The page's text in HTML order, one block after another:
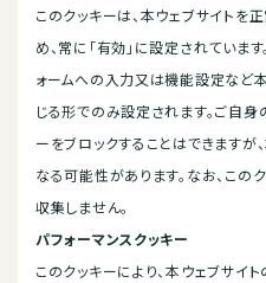
このクッキーは、本ウェブサイト
め、常に「有効」に設定されています
ォームへの入力又は機能設定など
じる形でのみ設定されます。ご自身
ーをブロックすることはできますが
なる可能性があります。なお、この
収集しません。
パフォーマンスクッキー
このクッキーにより、本ウェブサイ